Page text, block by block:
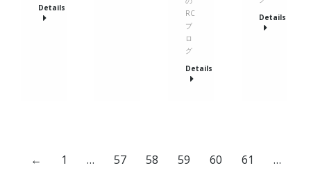
Details
RC
ブ
ロ
グ
Details
Details
← 1 … 57 58 59 60 61
…